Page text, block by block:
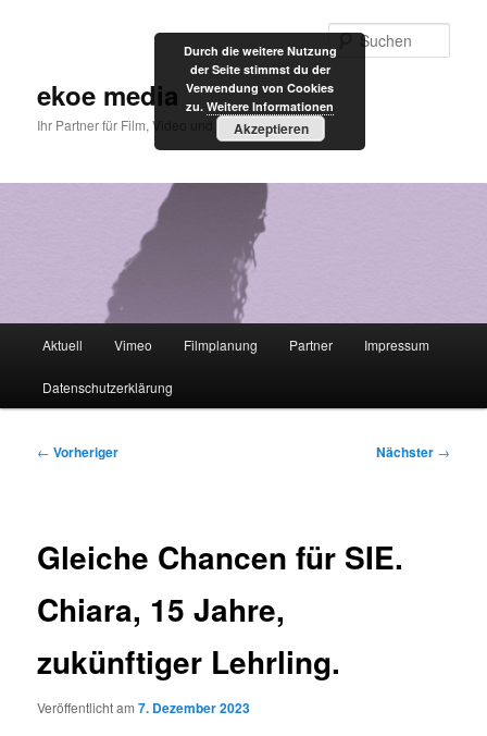
ekoe media
Ihr Partner für Film, Video und Internet
Aktuell Vimeo Filmplanung Partner Impressum
Datenschutzerklärung
Beitragsnavigation
← Vorheriger Nächster →
Gleiche Chancen für SIE.
Chiara, 15 Jahre,
zukünftiger Lehrling.
Veröffentlicht am7. Dezember 2023
Durch die weitere Nutzung
der Seite stimmst du der
Verwendung von Cookies
zu. Weitere Informationen
Akzeptieren